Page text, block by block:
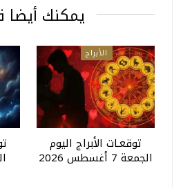
يمكنك أيضا
الأبراج
توقعـات الأبراج اليوم
الجمعة 7 أغسطس 2026